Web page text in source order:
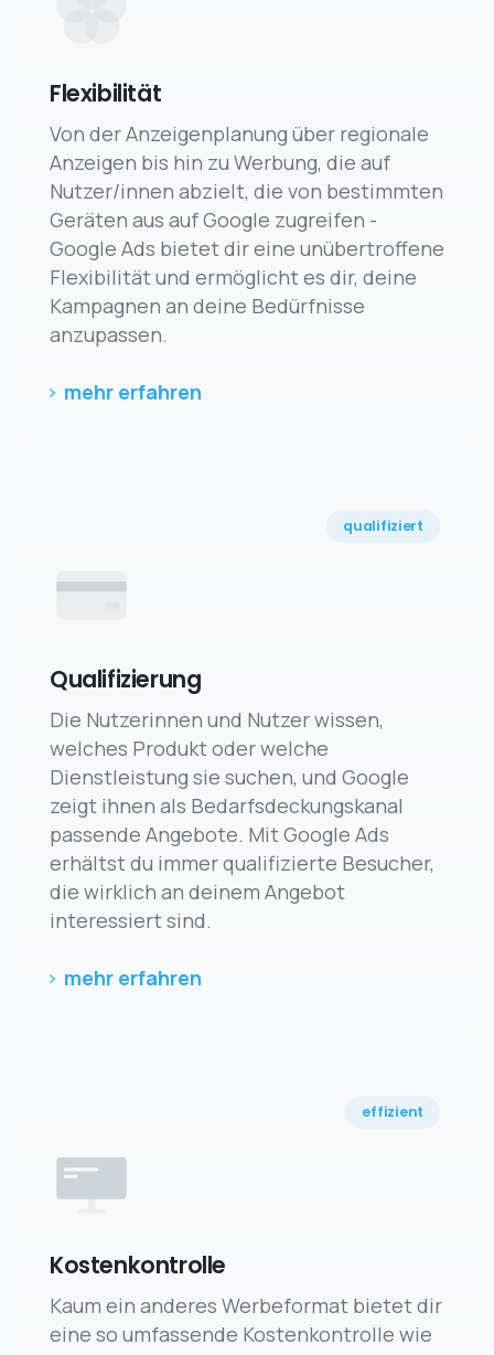
Flexibilität
Von der Anzeigenplanung über regionale
Anzeigen bis hin zu Werbung, die auf
Nutzer/innen abzielt, die von bestimmten
Geräten aus auf Google zugreifen -
Google Ads bietet dir eine unübertroffene
Flexibilität und ermöglicht es dir, deine
Kampagnen an deine Bedürfnisse
anzupassen.
mehr erfahren
qualifiziert
Qualifizierung
Die Nutzerinnen und Nutzer wissen,
welches Produkt oder welche
Dienstleistung sie suchen, und Google
zeigt ihnen als Bedarfsdeckungskanal
passende Angebote. Mit Google Ads
erhältst du immer qualifizierte Besucher,
die wirklich an deinem Angebot
interessiert sind.
mehr erfahren
effizient
Kostenkontrolle
Kaum ein anderes Werbeformat bietet dir
eine so umfassende Kostenkontrolle wie